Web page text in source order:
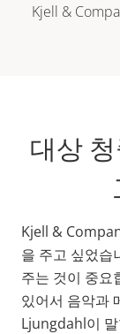
Kjell &
대상
Kjell &
을 주고 싶었습
주는 것이 중요
있어서 음악과
Ljungdahl이